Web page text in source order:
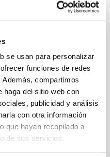
se usan para personalizar
funciones de redes
compartimos
haga del sitio web con
publicidad y análisis
con otra información
que hayan recopilado a
de sus servicios.